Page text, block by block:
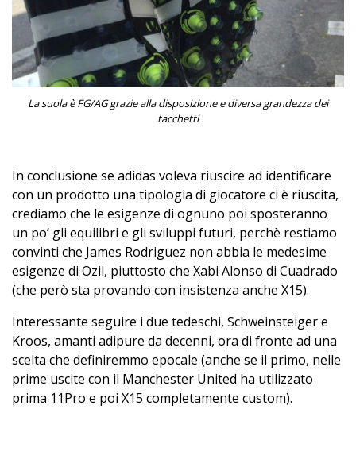
La suola è FG/AG grazie alla disposizione e diversa grandezza dei
tacchetti
In conclusione se adidas voleva riuscire ad identificare
con un prodotto una tipologia di giocatore ci è riuscita,
crediamo che le esigenze di ognuno poi sposteranno
un po’ gli equilibri e gli sviluppi futuri, perchè restiamo
convinti che James Rodriguez non abbia le medesime
esigenze di Ozil, piuttosto che Xabi Alonso di Cuadrado
(che però sta provando con insistenza anche X15).
Interessante seguire i due tedeschi, Schweinsteiger e
Kroos, amanti adipure da decenni, ora di fronte ad una
scelta che definiremmo epocale (anche se il primo, nelle
prime uscite con il Manchester United ha utilizzato
prima 11Pro e poi X15 completamente custom).